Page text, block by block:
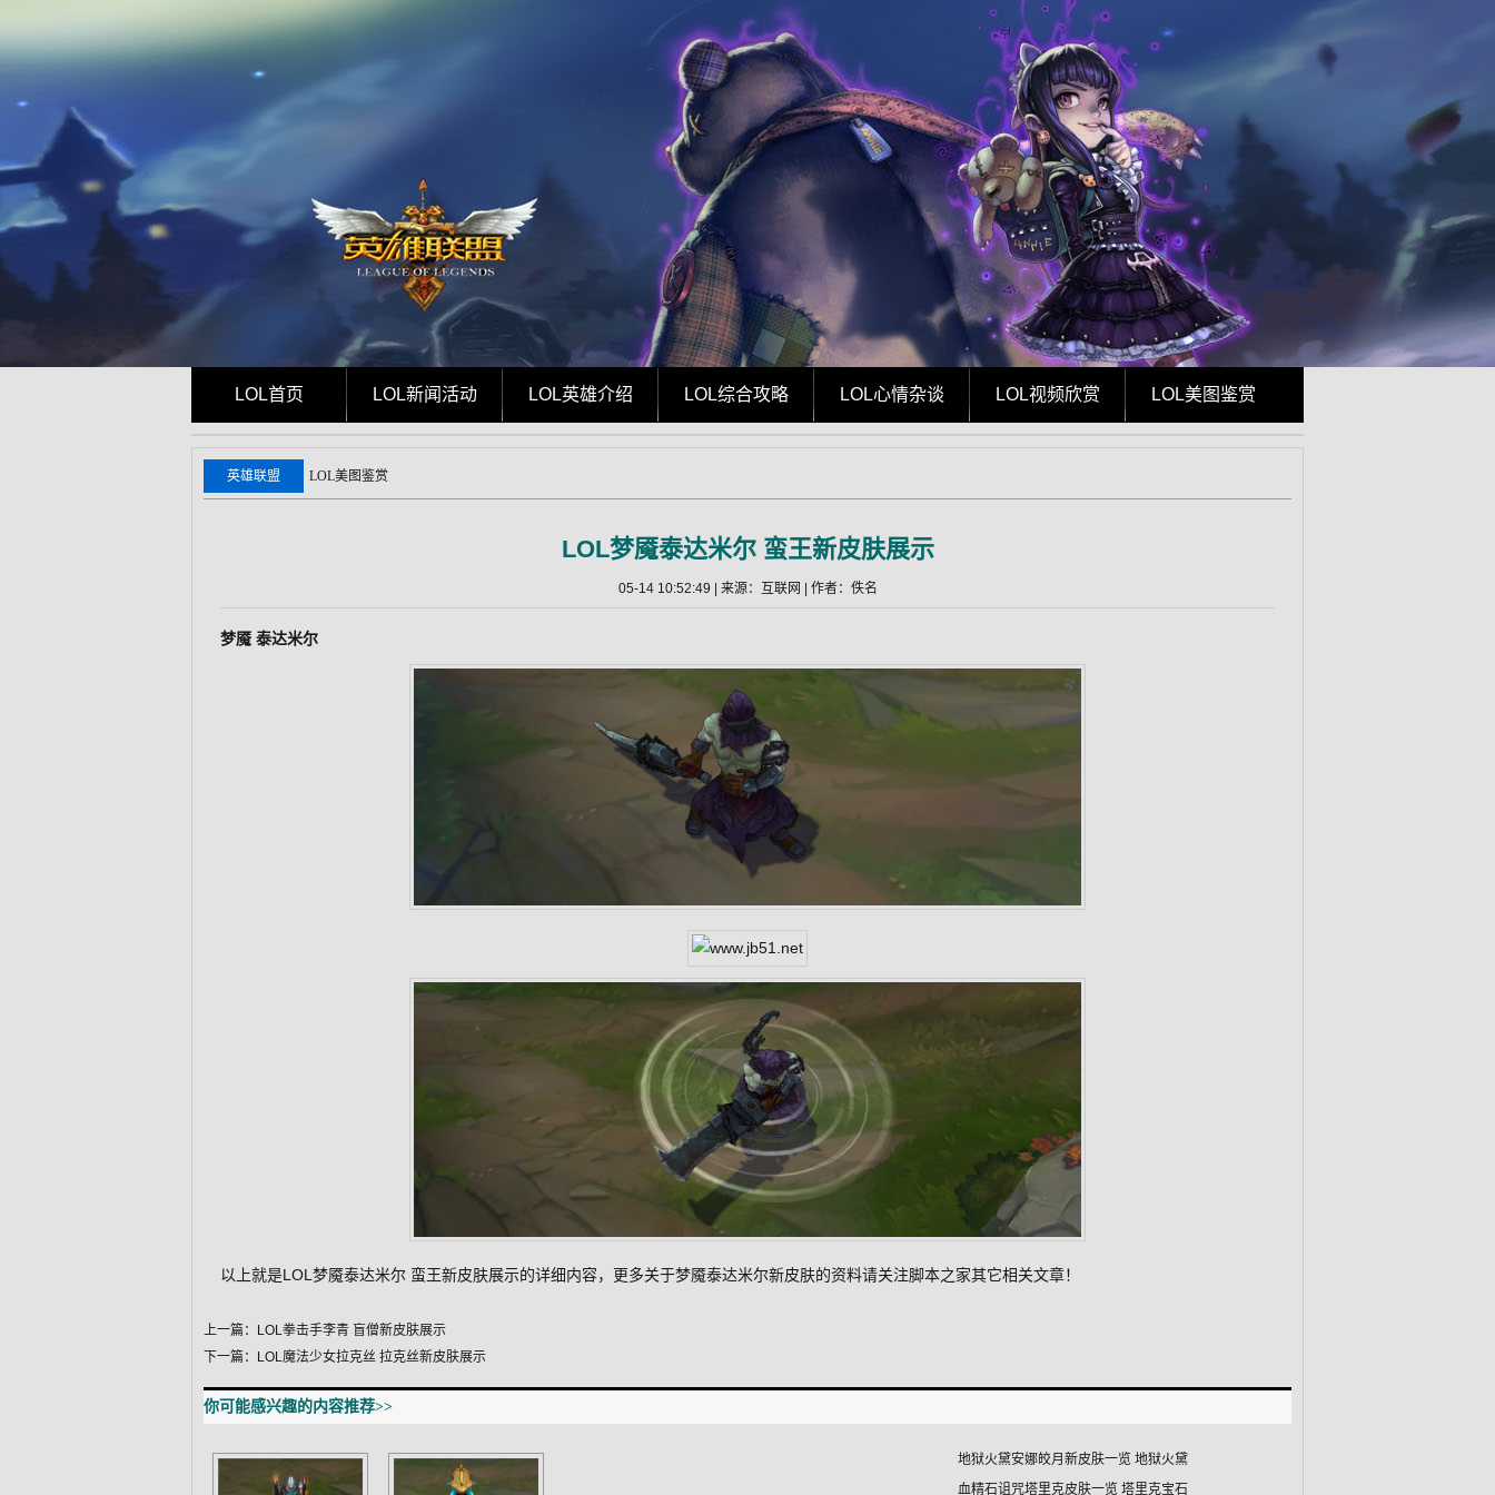
LOL首页 LOL新闻活动 LOL英雄介绍 LOL综合攻略 LOL心情杂谈 LOL视频欣赏 LOL美图鉴赏
英雄联盟 LOL美图鉴赏
LOL梦魇泰达米尔 蛮王新皮肤展示
05-14 10:52:49 | 来源：互联网 | 作者：佚名
梦魇 泰达米尔
以上就是LOL梦魇泰达米尔 蛮王新皮肤展示的详细内容，更多关于梦魇泰达米尔新皮肤的资料请关注脚本之家其它相关文章！
上一篇： LOL拳击手李青 盲僧新皮肤展示
下一篇： LOL魔法少女拉克丝 拉克丝新皮肤展示
你可能感兴趣的内容推荐>>
地狱火黛安娜皎月新皮肤一览 地狱火黛
血精石诅咒塔里克皮肤一览 塔里克宝石